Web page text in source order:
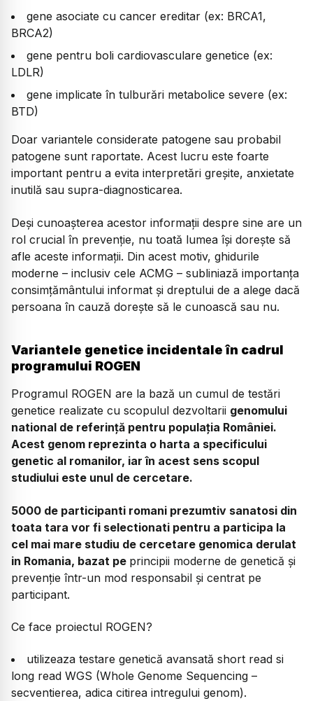
gene asociate cu cancer ereditar (ex: BRCA1,
BRCA2)
gene pentru boli cardiovasculare genetice (ex:
LDLR)
gene implicate în tulburări metabolice severe (ex:
BTD)
Doar variantele considerate patogene sau probabil
patogene sunt raportate. Acest lucru este foarte
important pentru a evita interpretări greșite, anxietate
inutilă sau supra-diagnosticarea.
Deși cunoașterea acestor informații despre sine are un
rol crucial în prevenție, nu toată lumea își dorește să
afle aceste informații. Din acest motiv, ghidurile
moderne – inclusiv cele ACMG – subliniază importanța
consimțământului informat și dreptului de a alege dacă
persoana în cauză dorește să le cunoască sau nu.
Variantele genetice incidentale în cadrul
programului ROGEN
Programul ROGEN are la bază un cumul de testări
genetice realizate cu scopulul dezvoltarii genomului
national de referință pentru populația României.
Acest genom reprezinta o harta a specificului
genetic al romanilor, iar în acest sens scopul
studiului este unul de cercetare.
5000 de participanti romani prezumtiv sanatosi din
toata tara vor fi selectionati pentru a participa la
cel mai mare studiu de cercetare genomica derulat
in Romania, bazat pe principii moderne de genetică și
prevenție într-un mod responsabil și centrat pe
participant.
Ce face proiectul ROGEN?
utilizeaza testare genetică avansată short read si
long read WGS (Whole Genome Sequencing –
secventierea, adica citirea intregului genom).